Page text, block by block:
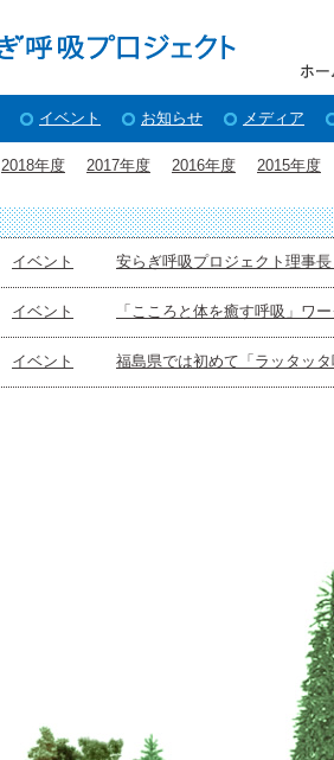
イベント お知らせ メディア
2018年度 2017年度 2016年度 2015年度
イベント 安らぎ呼吸プロジェクト理事
イベント 「こころと体を癒す呼吸」ワ
イベント 福島県では初めて「ラッタッ